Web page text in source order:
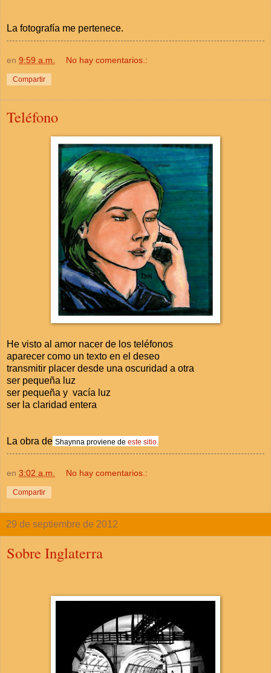
La fotografía me pertenece.
en 9:59 a.m. No hay comentarios.:
Compartir
Teléfono
He visto al amor nacer de los teléfonos
aparecer como un texto en el deseo
transmitir placer desde una oscuridad a otra
ser pequeña luz
ser pequeña y vacía luz
ser la claridad entera
La obra de Shaynna proviene de este sitio.
en 3:02 a.m. No hay comentarios.:
Compartir
29 de septiembre de 2012
Sobre Inglaterra